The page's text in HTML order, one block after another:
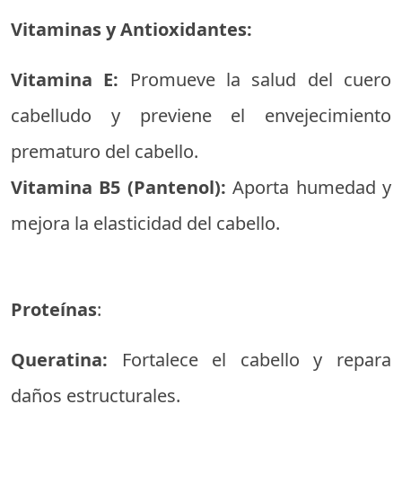
Vitaminas y Antioxidantes:
Vitamina E: Promueve la salud del cuero
cabelludo y previene el envejecimiento
prematuro del cabello.
Vitamina B5 (Pantenol): Aporta humedad y
mejora la elasticidad del cabello.
Proteínas:
Queratina: Fortalece el cabello y repara
daños estructurales.